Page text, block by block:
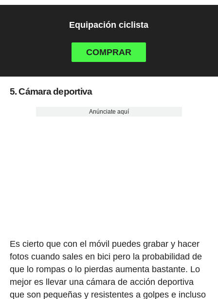
Equipación ciclista
COMPRAR
5. Cámara deportiva
Anúnciate aquí
Es cierto que con el móvil puedes grabar y hacer
fotos cuando sales en bici pero la probabilidad de
que lo rompas o lo pierdas aumenta bastante. Lo
mejor es llevar una cámara de acción deportiva
que son pequeñas y resistentes a golpes e incluso